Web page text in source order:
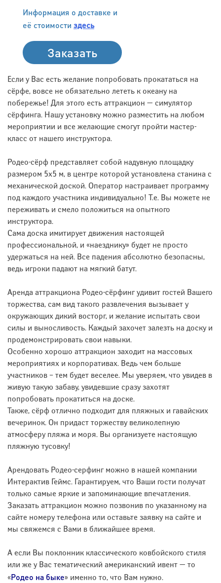
Информация о доставке и
её стоимости здесь
Заказать
Если у Вас есть желание попробовать прокататься на
сёрфе, вовсе не обязательно лететь к океану на
побережье! Для этого есть аттракцион — симулятор
сёрфинга. Нашу установку можно разместить на любом
мероприятии и все желающие смогут пройти мастер-
класс от нашего инструктора.
Родео-сёрф представляет собой надувную площадку
размером 5х5 м, в центре которой установлена станина с
механической доской. Оператор настраивает программу
под каждого участника индивидуально! Т.е. Вы можете не
переживать и смело положиться на опытного
инструктора.
Сама доска имитирует движения настоящей
профессиональной, и «наезднику» будет не просто
удержаться на ней. Все падения абсолютно безопасны,
ведь игроки падают на мягкий батут.
Аренда аттракциона Родео-сёрфинг удивит гостей Вашего
торжества, сам вид такого развлечения вызывает у
окружающих дикий восторг, и желание испытать свои
силы и выносливость. Каждый захочет залезть на доску и
продемонстрировать свои навыки.
Особенно хорошо аттракцион заходит на массовых
мероприятиях и корпоративах. Ведь чем больше
участников – тем будет веселее. Мы уверяем, что увидев в
живую такую забаву, увидевшие сразу захотят
попробовать прокатиться на доске.
Также, сёрф отлично подходит для пляжных и гавайских
вечеринок. Он придаст торжеству великолепную
атмосферу пляжа и моря. Вы организуете настоящую
пляжную тусовку!
Арендовать Родео-серфинг можно в нашей компании
Интерактив Геймс. Гарантируем, что Ваши гости получат
только самые яркие и запоминающие впечатления.
Заказать аттракцион можно позвонив по указанному на
сайте номеру телефона или оставьте заявку на сайте и
мы свяжемся с Вами в ближайшее время.
А если Вы поклонник классического ковбойского стиля
или же у Вас тематический американский ивент — то
«Родео на быке» именно то, что Вам нужно.